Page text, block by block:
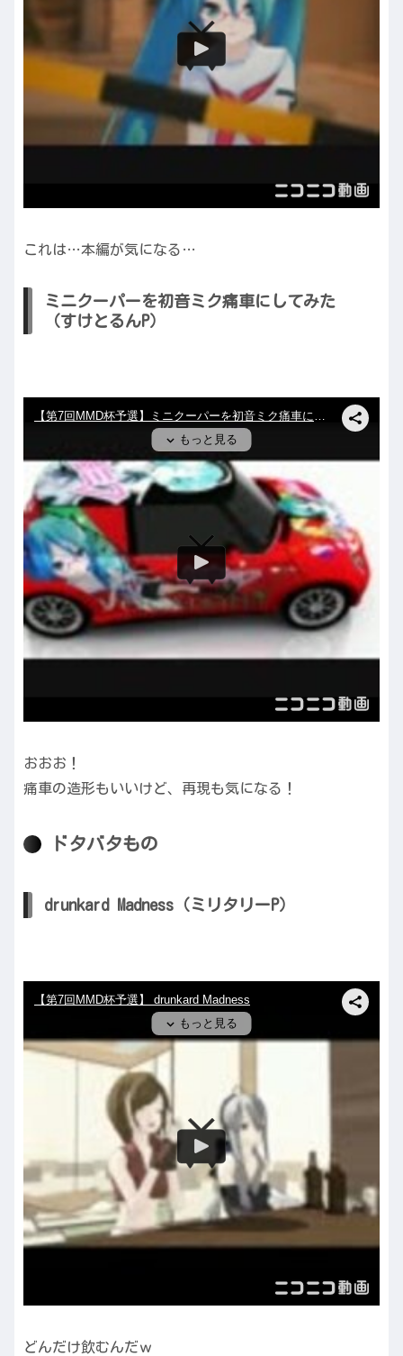
これは…本編が気になる…
ミニクーパーを初音ミク痛車にしてみた
（すけとるんP）
おおお！
痛車の造形もいいけど、再現も気になる！
ドタバタもの
drunkard Madness（ミリタリーP）
どんだけ飲むんだｗ